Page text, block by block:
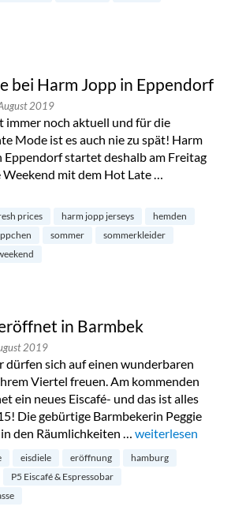
bei Harm Jopp in Eppendorf
2019
immer noch aktuell und für die
Mode ist es auch nie zu spät! Harm
Eppendorf startet deshalb am Freitag
Weekend mit dem Hot Late …
Harm Jopp in Eppendorf“
prices harm jopp jerseys
hemden
sommer
sommerkleider
in Barmbek
2019
dürfen sich auf einen wunderbaren
Viertel freuen. Am kommenden
ein neues Eiscafé- und das ist alles
Die gebürtige Barmbekerin Peggie
den Räumlichkeiten … „Eiscafé P5 eröffnet
weiterlesen
eisdiele eröffnung
hamburg
P5 Eiscafé & Espressobar